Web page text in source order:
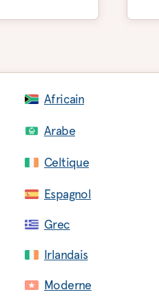
Africain
Arabe
Celtique
Espagnol
Grec
Irlandais
Moderne